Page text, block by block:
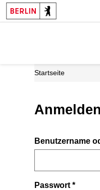
Startseite
Anmelden
Benutzername
Passwort*